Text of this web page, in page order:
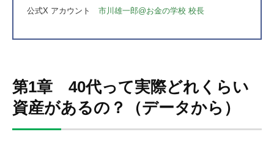
公式X アカウント 市川雄一郎@お金の学校 校長
第1章 40代って実際どれくらい
資産があるの？（データから）